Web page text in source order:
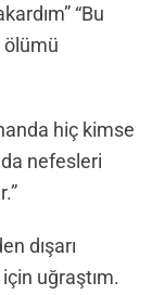
“Bu
ölümü
hiç kimse
nefesleri
dışarı
için uğraştım.